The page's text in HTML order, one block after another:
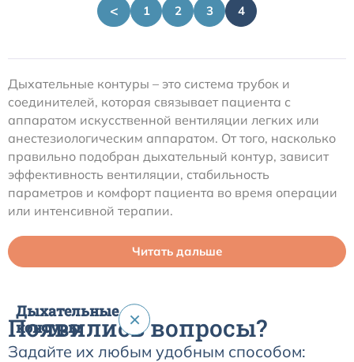
< 1 2 3 4
Дыхательные контуры – это система трубок и
соединителей, которая связывает пациента с
аппаратом искусственной вентиляции легких или
анестезиологическим аппаратом. От того, насколько
правильно подобран дыхательный контур, зависит
эффективность вентиляции, стабильность
параметров и комфорт пациента во время операции
или интенсивной терапии.
Читать дальше
Дыхательные
контуры
×
Появились вопросы?
Задайте их любым удобным способом: